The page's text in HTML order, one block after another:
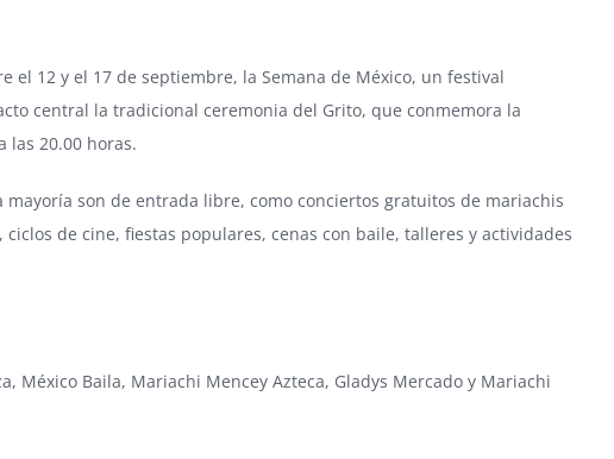
el 12 y el 17 de septiembre, la Semana de México, un festival
central la tradicional ceremonia del Grito, que conmemora la
las 20.00 horas.
son de entrada libre, como conciertos gratuitos de mariachis
de cine, fiestas populares, cenas con baile, talleres y actividades
México Baila, Mariachi Mencey Azteca, Gladys Mercado y Mariachi